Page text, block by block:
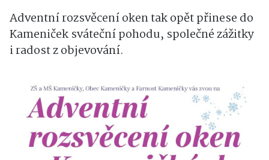
Adventní rozsvěcení oken tak opět přinese do
Kameniček sváteční pohodu, společné zážitky
i radost z objevování.